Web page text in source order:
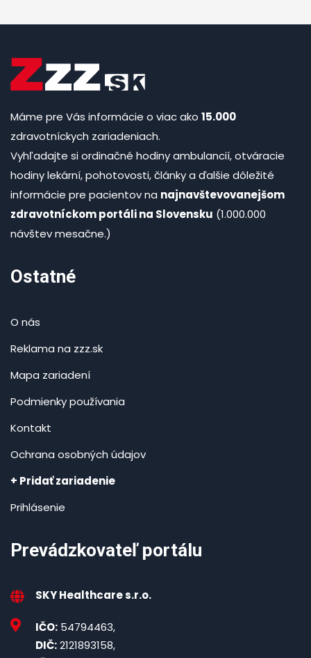
Máme pre Vás informácie o viac ako 15.000
zdravotníckych zariadeniach.
Vyhľadajte si ordinačné hodiny ambulancií, otváracie
hodiny lekární, pohotovosti, články a ďalšie dôležité
informácie pre pacientov na najnavštevovanejšom
zdravotníckom portáli na Slovensku (1.000.000
návštev mesačne.)
Ostatné
O nás
Reklama na zzz.sk
Mapa zariadení
Podmienky používania
Kontakt
Ochrana osobných údajov
+ Pridať zariadenie
Prihlásenie
Prevádzkovateľ portálu
SKY Healthcare s.r.o.
IČO: 54794463,
DIČ:2121893158,